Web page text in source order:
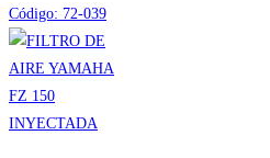
Código: 72-039